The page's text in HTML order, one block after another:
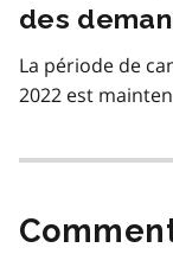
des
La période de
2022 est